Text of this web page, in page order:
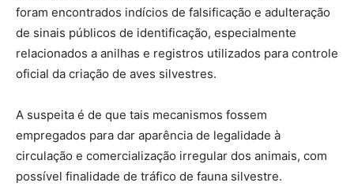
foram encontrados indícios de falsificação e adulteração
de sinais públicos de identificação, especialmente
relacionados a anilhas e registros utilizados para controle
oficial da criação de aves silvestres.
A suspeita é de que tais mecanismos fossem
empregados para dar aparência de legalidade à
circulação e comercialização irregular dos animais, com
possível finalidade de tráfico de fauna silvestre.